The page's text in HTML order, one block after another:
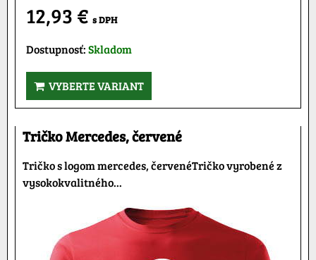
12,93 € s DPH
Dostupnosť:Skladom
VYBERTE VARIANT
Tričko Mercedes, červené
Tričko s logom mercedes, červenéTričko vyrobené z
vysokokvalitného...